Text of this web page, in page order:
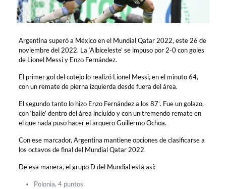
Argentina superó a México en el Mundial Qatar 2022, este 26 de
noviembre del 2022. La ‘Albiceleste’ se impuso por 2-0 con goles
de Lionel Messi y Enzo Fernández.
El primer gol del cotejo lo realizó Lionel Messi, en el minuto 64,
con un remate de pierna izquierda desde fuera del área.
El segundo tanto lo hizo Enzo Fernández a los 87′. Fue un golazo,
con ‘baile’ dentro del área incluido y con un tremendo remate en
el que nada puso hacer el arquero Guillermo Ochoa.
Con ese marcador, Argentina mantiene opciones de clasificarse a
los octavos de final del Mundial Qatar 2022.
De esa manera, el grupo D del Mundial está así:
Polonia, 4 puntos